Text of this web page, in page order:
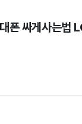
폰 싸게사는